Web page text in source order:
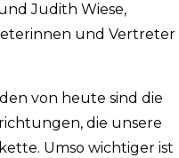
Judith Wiese,
und Vertreter
von heute sind die
die unsere
Umso wichtiger ist